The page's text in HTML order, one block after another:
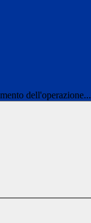
dell'operazione...